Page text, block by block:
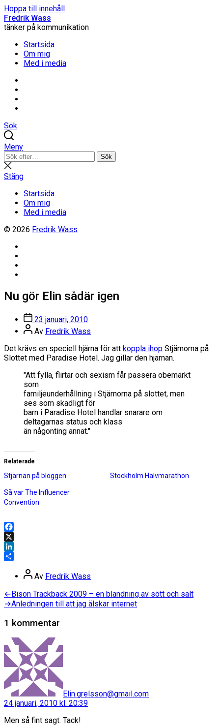
Hoppa till innehåll
Fredrik Wass
tänker på kommunikation
Startsida
Om mig
Med i media
Sök
Meny
Sök
efter:
Sök
Stäng
sökning
Stäng
Startsida
Om mig
Med i media
© 2026 Fredrik Wass
Nu gör Elin sådär igen
Inläggsdatum
23 januari, 2010
Inläggsförfattare
Av Fredrik Wass
Det krävs en speciell hjärna för att koppla ihop Stjärnorna på
Slottet med Paradise Hotel. Jag gillar den hjärnan.
"Att fylla, flirtar och sexism får passera obemärkt
som
familjeunderhållning i Stjärnorna på slottet, men
ses som skadligt för
barn i Paradise Hotel handlar snarare om
deltagarnas status och klass
än någonting annat."
Relaterade
Stjärnan på bloggen Stockholm Halvmarathon
Så var The Influencer
Convention
Facebook
X
LinkedIn
Inläggsförfattare
Av Fredrik Wass
Inläggsnavigering
←Föregående
inlägg:
Bison Trackback 2009 – en blandning av sött och salt
→Nästa
Anledningen till att jag älskar internet
1 kommentar
Elin.grelsson@gmail.com
24 januari, 2010 kl. 20:39
Men så fint sagt. Tack!